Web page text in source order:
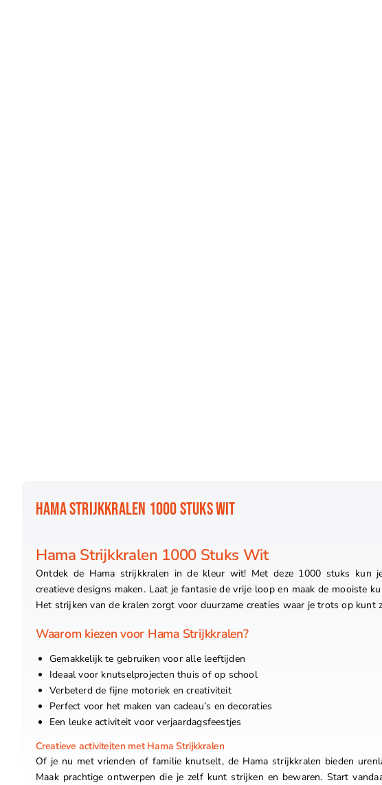
HAMA STRIJKKRALEN 1000 STUKS WIT
Hama Strijkkralen 1000 Stuks Wit
Ontdek de Hama strijkkralen in de kleur wit! Met deze 1000 stuks kun
creatieve designs maken. Laat je fantasie de vrije loop en maak de mooiste
Het strijken van de kralen zorgt voor duurzame creaties waar je trots op kunt
Waarom kiezen voor Hama Strijkkralen?
Gemakkelijk te gebruiken voor alle leeftijden
Ideaal voor knutselprojecten thuis of op school
Verbeterd de fijne motoriek en creativiteit
Perfect voor het maken van cadeau’s en decoraties
Een leuke activiteit voor verjaardagsfeestjes
Creatieve activiteiten met Hama Strijkkralen
Of je nu met vrienden of familie knutselt, de Hama strijkkralen bieden
Maak prachtige ontwerpen die je zelf kunt strijken en bewaren. Start